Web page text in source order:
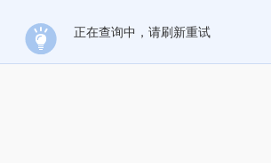
正在查询中，请刷新重试